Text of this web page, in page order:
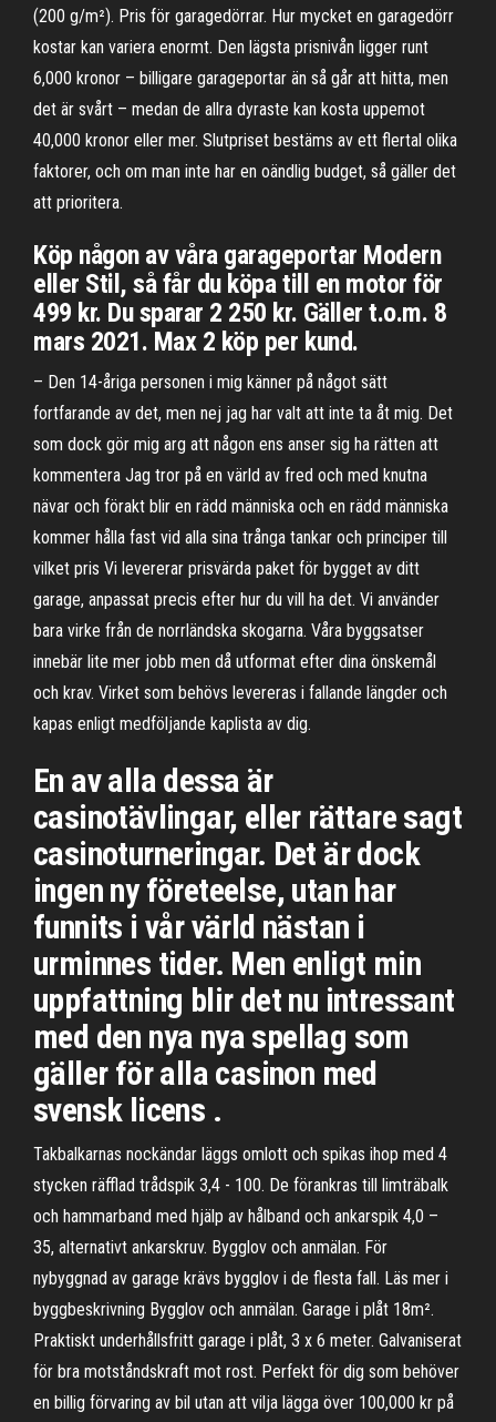
(200 g/m²). Pris för garagedörrar. Hur mycket en garagedörr
kostar kan variera enormt. Den lägsta prisnivån ligger runt
6,000 kronor – billigare garageportar än så går att hitta, men
det är svårt – medan de allra dyraste kan kosta uppemot
40,000 kronor eller mer. Slutpriset bestäms av ett flertal olika
faktorer, och om man inte har en oändlig budget, så gäller det
att prioritera.
Köp någon av våra garageportar Modern
eller Stil, så får du köpa till en motor för
499 kr. Du sparar 2 250 kr. Gäller t.o.m. 8
mars 2021. Max 2 köp per kund.
– Den 14-åriga personen i mig känner på något sätt
fortfarande av det, men nej jag har valt att inte ta åt mig. Det
som dock gör mig arg att någon ens anser sig ha rätten att
kommentera Jag tror på en värld av fred och med knutna
nävar och förakt blir en rädd människa och en rädd människa
kommer hålla fast vid alla sina trånga tankar och principer till
vilket pris Vi levererar prisvärda paket för bygget av ditt
garage, anpassat precis efter hur du vill ha det. Vi använder
bara virke från de norrländska skogarna. Våra byggsatser
innebär lite mer jobb men då utformat efter dina önskemål
och krav. Virket som behövs levereras i fallande längder och
kapas enligt medföljande kaplista av dig.
En av alla dessa är
casinotävlingar, eller rättare sagt
casinoturneringar. Det är dock
ingen ny företeelse, utan har
funnits i vår värld nästan i
urminnes tider. Men enligt min
uppfattning blir det nu intressant
med den nya nya spellag som
gäller för alla casinon med
svensk licens .
Takbalkarnas nockändar läggs omlott och spikas ihop med 4
stycken räfflad trådspik 3,4 - 100. De förankras till limträbalk
och hammarband med hjälp av hålband och ankarspik 4,0 –
35, alternativt ankarskruv. Bygglov och anmälan. För
nybyggnad av garage krävs bygglov i de flesta fall. Läs mer i
byggbeskrivning Bygglov och anmälan. Garage i plåt 18m².
Praktiskt underhållsfritt garage i plåt, 3 x 6 meter. Galvaniserat
för bra motståndskraft mot rost. Perfekt för dig som behöver
en billig förvaring av bil utan att vilja lägga över 100,000 kr på